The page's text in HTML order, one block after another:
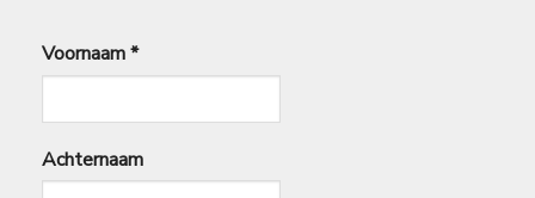
Voornaam*
Achternaam